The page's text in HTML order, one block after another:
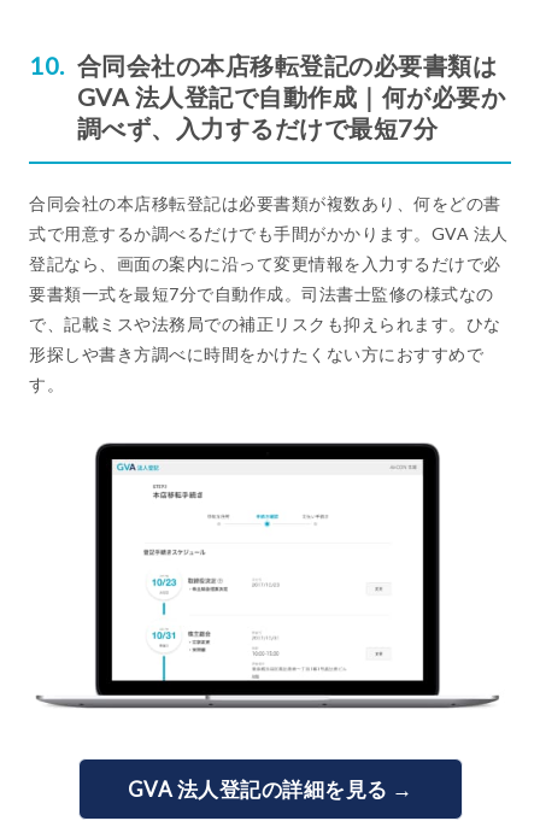
合同会社の本店移転登記の必要書類は
GVA 法人登記で自動作成｜何が必要か
調べず、入力するだけで最短7分
合同会社の本店移転登記は必要書類が複数あり、何をどの書
式で用意するか調べるだけでも手間がかかります。GVA 法人
登記なら、画面の案内に沿って変更情報を入力するだけで必
要書類一式を最短7分で自動作成。司法書士監修の様式なの
で、記載ミスや法務局での補正リスクも抑えられます。ひな
形探しや書き方調べに時間をかけたくない方におすすめで
す。
GVA 法人登記の詳細を見る →